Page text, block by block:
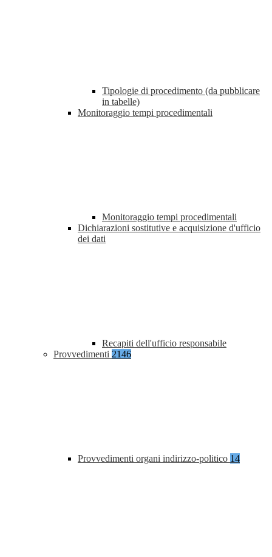
Tipologie di procedimento (da pubblicare
in tabelle)
Monitoraggio tempi procedimentali
Monitoraggio tempi procedimentali
Dichiarazioni sostitutive e acquisizione d'ufficio
dei dati
Recapiti dell'ufficio responsabile
Provvedimenti 2146
Provvedimenti organi indirizzo-politico 14